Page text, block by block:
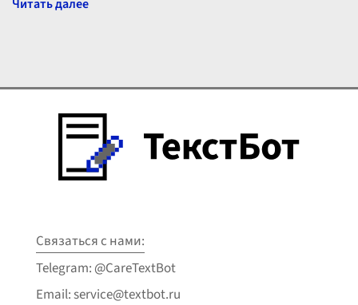
Связаться с нами:
Telegram: @CareTextBot
Email: service@textbot.ru